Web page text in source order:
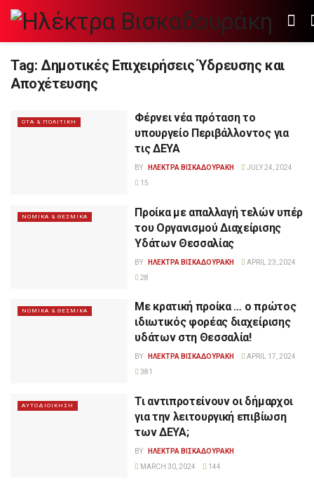
Tag: Δημοτικές Επιχειρήσεις Ύδρευσης και
Αποχέτευσης
ΟΤΑ & ΠΟΛΙΤΙΚΗ
Φέρνει νέα πρόταση το
υπουργείο Περιβάλλοντος για
τις ΔΕΥΑ
BY ΗΛΕΚΤΡΑ ΒΙΣΚΑΔΟΥΡΑΚΗ
JULY 24, 2024
15
ΝΟΜΙΚΑ & ΘΕΣΜΙΚΑ
Προίκα με απαλλαγή τελών υπέρ
του Οργανισμού Διαχείρισης
Υδάτων Θεσσαλίας
BY ΗΛΕΚΤΡΑ ΒΙΣΚΑΔΟΥΡΑΚΗ
APRIL 23, 2024
28
ΝΟΜΙΚΑ & ΘΕΣΜΙΚΑ
Με κρατική προίκα … ο πρώτος
ιδιωτικός φορέας διαχείρισης
υδάτων στη Θεσσαλία!
BY ΗΛΕΚΤΡΑ ΒΙΣΚΑΔΟΥΡΑΚΗ
APRIL 17, 2024
381
ΑΥΤΟΔΙΟΙΚΗΣΗ
Τι αντιπροτείνουν οι δήμαρχοι
για την λειτουργική επιβίωση
των ΔΕΥΑ;
BY
ΗΛΕΚΤΡΑ ΒΙΣΚΑΔΟΥΡΑΚΗ
MARCH 30, 2024
144